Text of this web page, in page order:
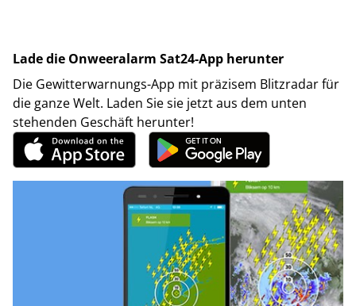
Lade die Onweeralarm Sat24-App herunter
Die Gewitterwarnungs-App mit präzisem Blitzradar für
die ganze Welt. Laden Sie sie jetzt aus dem unten
stehenden Geschäft herunter!